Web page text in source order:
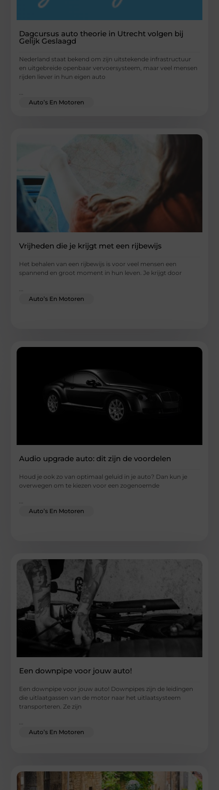
Dagcursus auto theorie in Utrecht volgen bij
Gelijk Geslaagd
Nederland staat bekend om zijn uitstekende infrastructuur
en uitgebreide openbaar vervoersysteem, maar veel mensen
rijden liever in hun eigen auto
...
Auto’s En Motoren
Vrijheden die je krijgt met een rijbewijs
Het behalen van een rijbewijs is voor veel mensen een
spannend en groot moment in hun leven. Je krijgt door
Auto’s En Motoren
Audio upgrade auto: dit zijn de voordelen
Houd je ook zo van optimaal geluid in je auto? Dan kun je
overwegen om te kiezen voor een zogenoemde
...
Auto’s En Motoren
Een downpipe voor jouw auto!
Een downpipe voor jouw auto! Downpipes zijn de leidingen
die uitlaatgassen van de motor naar het uitlaatsysteem
transporteren. Ze zijn
...
Auto’s En Motoren